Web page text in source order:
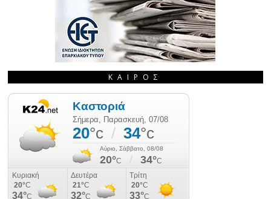
ΚΑΙΡΌΣ